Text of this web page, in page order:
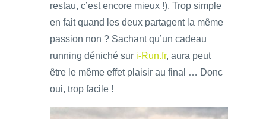
restau, c’est encore mieux !). Trop simple
en fait quand les deux partagent la même
passion non ? Sachant qu’un cadeau
running déniché sur i-Run.fr, aura peut
être le même effet plaisir au final … Donc
oui, trop facile !